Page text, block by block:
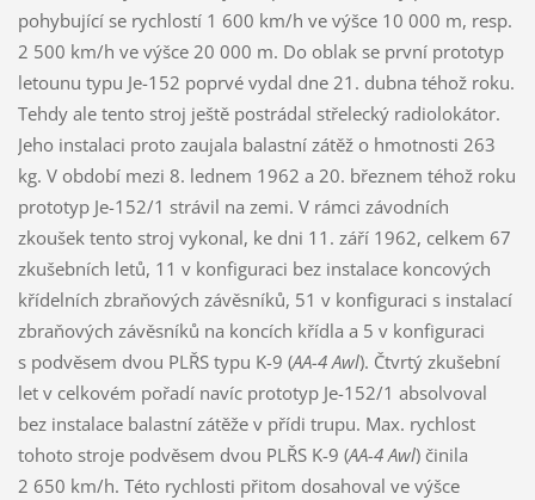
pohybující se rychlostí 1 600 km/h ve výšce 10 000 m, resp.
2 500 km/h ve výšce 20 000 m. Do oblak se první prototyp
letounu typu Je-152 poprvé vydal dne 21. dubna téhož roku.
Tehdy ale tento stroj ještě postrádal střelecký radiolokátor.
Jeho instalaci proto zaujala balastní zátěž o hmotnosti 263
kg. V období mezi 8. lednem 1962 a 20. březnem téhož roku
prototyp Je-152/1 strávil na zemi. V rámci závodních
zkoušek tento stroj vykonal, ke dni 11. září 1962, celkem 67
zkušebních letů, 11 v konfiguraci bez instalace koncových
křídelních zbraňových závěsníků, 51 v konfiguraci s instalací
zbraňových závěsníků na koncích křídla a 5 v konfiguraci
s podvěsem dvou PLŘS typu K-9 (AA-4 Awl). Čtvrtý zkušební
let v celkovém pořadí navíc prototyp Je-152/1 absolvoval
bez instalace balastní zátěže v přídi trupu. Max. rychlost
tohoto stroje podvěsem dvou PLŘS K-9 (AA-4 Awl) činila
2 650 km/h. Této rychlosti přitom dosahoval ve výšce